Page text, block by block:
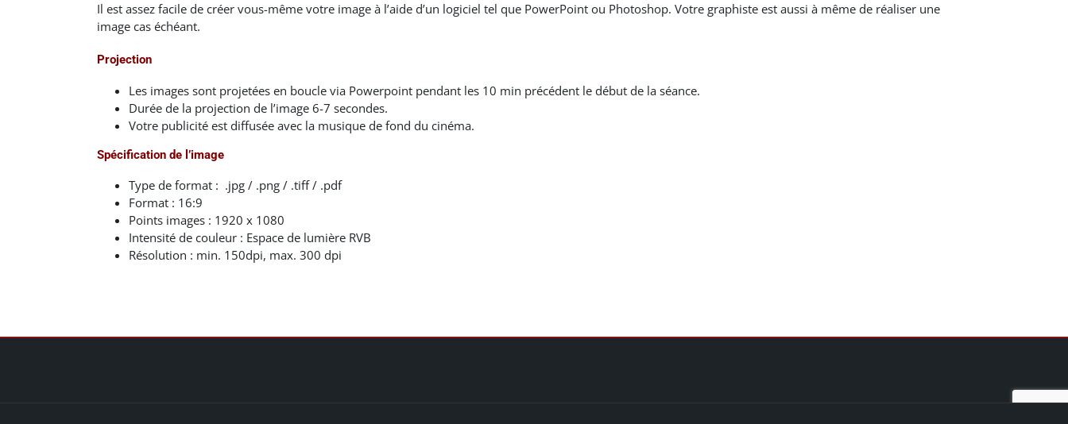
Il est assez facile de créer vous-même votre image à l’aide d’un logiciel tel que PowerPoint ou Photoshop. Votre graphiste est aussi à même de réaliser une
image cas échéant.
Projection
Les images sont projetées en boucle via Powerpoint pendant les 10 min précédent le début de la séance.
Durée de la projection de l’image 6-7 secondes.
Votre publicité est diffusée avec la musique de fond du cinéma.
Spécification de l’image
Type de format : .jpg / .png / .tiff / .pdf
Format : 16:9
Points images : 1920 x 1080
Intensité de couleur : Espace de lumière RVB
Résolution : min. 150dpi, max. 300 dpi